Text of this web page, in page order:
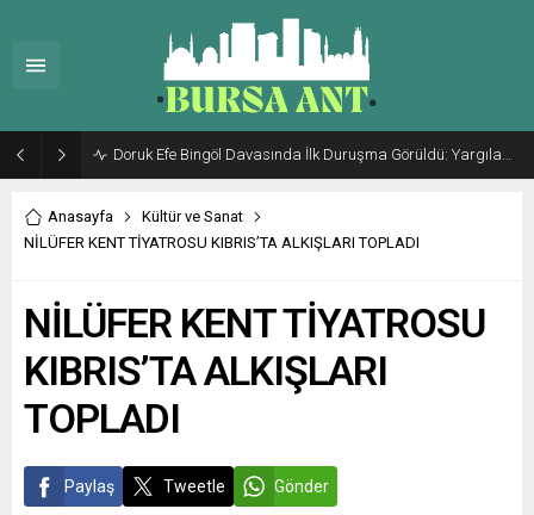
Doruk Efe Bingöl Davasında İlk Duruşma Görüldü: Yargılama 20 Ekim 2026’ya Ertelendi
Anasayfa
Kültür ve Sanat
NİLÜFER KENT TİYATROSU KIBRIS’TA ALKIŞLARI TOPLADI
NİLÜFER KENT TİYATROSU
KIBRIS’TA ALKIŞLARI
TOPLADI
Paylaş Tweetle Gönder